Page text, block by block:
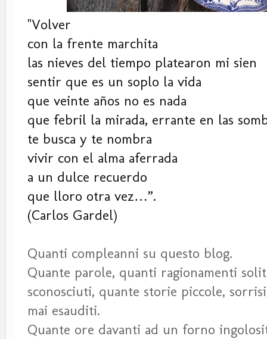
"Volver
con la frente marchita
las nieves del tiempo platearon mi sien
sentir que es un soplo la vida
que veinte años no es nada
que febril la mirada, errante en las
te busca y te nombra
vivir con el alma aferrada
a un dulce recuerdo
que lloro otra vez…”.
(Carlos Gardel)
Quanti compleanni su questo blog.
Quante parole, quanti ragionamenti
sconosciuti, quante storie piccole,
mai esauditi.
Quante ore davanti ad un forno